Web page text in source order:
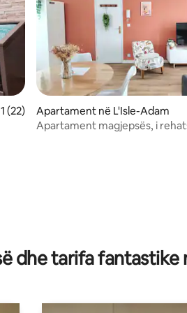
mesatar 4,91 nga 5, 22 vlerësime
(22)
Apartament në L'Isle-Adam
Apartament magjepsës, i
dhe tarifa fantastike